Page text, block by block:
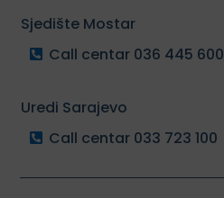
Sjedište Mostar
Call centar 036 445 600
Uredi Sarajevo
Call centar 033 723 100